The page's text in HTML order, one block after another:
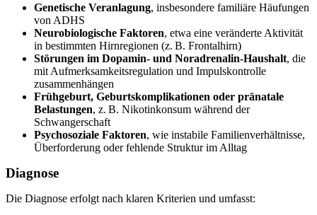
Genetische Veranlagung, insbesondere familiäre Häufungen
von ADHS
Neurobiologische Faktoren, etwa eine veränderte Aktivität
in bestimmten Hirnregionen (z. B. Frontalhirn)
Störungen im Dopamin- und Noradrenalin-Haushalt, die
mit Aufmerksamkeitsregulation und Impulskontrolle
zusammenhängen
Frühgeburt, Geburtskomplikationen oder pränatale
Belastungen, z. B. Nikotinkonsum während der
Schwangerschaft
Psychosoziale Faktoren, wie instabile Familienverhältnisse,
Überforderung oder fehlende Struktur im Alltag
Diagnose
Die Diagnose erfolgt nach klaren Kriterien und umfasst: